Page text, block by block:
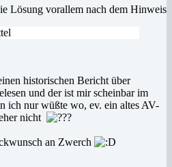
Lösung vorallem nach dem Hinweis
historischen Bericht über
und der ist mir scheinbar im
ich nur wüßte wo, ev. ein altes AV-
nicht
an Zwerch